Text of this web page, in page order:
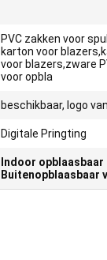
PVC zakken voor
karton voor
voor blazers,zware
voor opbla
beschikbaar, logo
Digitale Pringting
Indoor
Buitenopblaasbaar